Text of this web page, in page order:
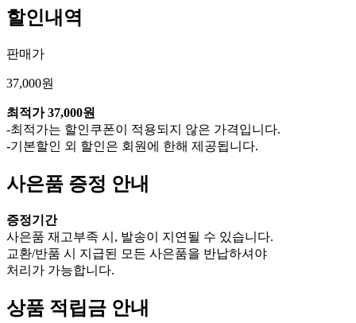
할인내역
판매가
37,000원
최적가 37,000원
-최적가는 할인쿠폰이 적용되지 않은 가격입니다.
-기본할인 외 할인은 회원에 한해 제공됩니다.
사은품 증정 안내
증정기간
사은품 재고부족 시, 발송이 지연될 수 있습니다.
교환/반품 시 지급된 모든 사은품을 반납하셔야
처리가 가능합니다.
상품 적립금 안내